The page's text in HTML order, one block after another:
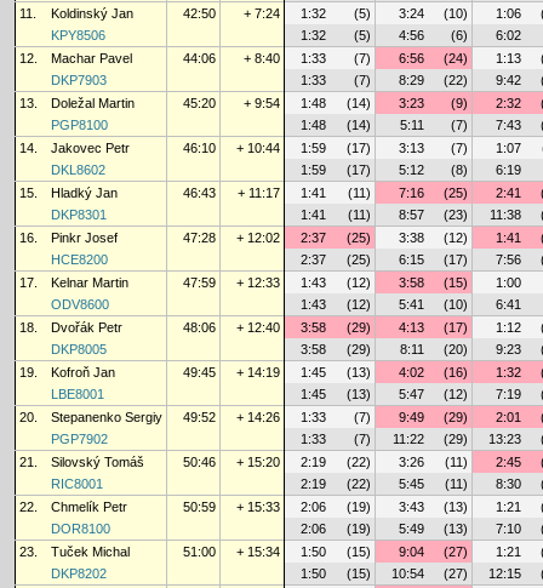
11.
Koldinský Jan 42:50 + 7:24 1:32 (5) 3:24 (10) 1:06
KPY8506
1:32 (5) 4:56 (6)
6:02
12.
Machar Pavel 44:06 + 8:40 1:33 (7) 6:56 (24) 1:13
DKP7903
1:33 (7) 8:29 (22) 9:42
13.
Doležal Martin 45:20 + 9:54 1:48 (14) 3:23 (9) 2:32
PGP8100
1:48 (14) 5:11 (7) 7:43
14.
Jakovec Petr 46:10 + 10:44 1:59 (17) 3:13 (7) 1:07
DKL8602
1:59 (17) 5:12 (8)
6:19
15.
Hladký Jan 46:43 + 11:17 1:41 (11) 7:16 (25) 2:41
DKP8301
1:41 (11) 8:57 (23) 11:38
16.
Pinkr Josef 47:28 + 12:02 2:37 (25) 3:38 (12) 1:41
HCE8200
2:37 (25) 6:15 (17) 7:56
17.
Kelnar Martin 47:59 + 12:33 1:43 (12) 3:58 (15)
1:00
ODV8600
1:43 (12) 5:41 (10)
6:41
18.
Dvořák Petr 48:06 + 12:40 3:58 (29) 4:13 (17) 1:12
DKP8005
3:58 (29) 8:11 (20) 9:23
19.
Kofroň Jan 49:45 + 14:19 1:45 (13) 4:02 (16) 1:32
LBE8001
1:45 (13) 5:47 (12) 7:19
20.
Stepanenko Sergiy 49:52 + 14:26 1:33 (7) 9:49 (29) 2:01
PGP7902
1:33 (7) 11:22 (29) 13:23
21.
Silovský Tomáš 50:46 + 15:20 2:19 (22) 3:26 (11) 2:45
RIC8001
2:19 (22) 5:45 (11) 8:30
22.
Chmelík Petr 50:59 + 15:33 2:06 (19) 3:43 (13) 1:21
DOR8100
2:06 (19) 5:49 (13) 7:10
23.
Tuček Michal 51:00 + 15:34 1:50 (15) 9:04 (27) 1:21
DKP8202
1:50 (15) 10:54 (27) 12:15